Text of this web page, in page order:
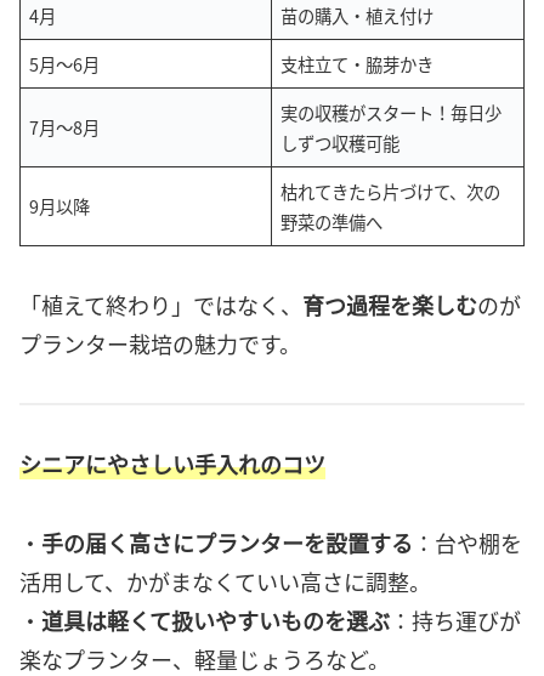
4月
苗の購入・植え付け
5月〜6月
支柱立て・脇芽かき
7月〜8月
実の収穫がスタート！毎日少
しずつ収穫可能
9月以降
枯れてきたら片づけて、次の
野菜の準備へ
「植えて終わり」ではなく、 育つ過程を楽しむのが
プランター栽培の魅力です。
シニアにやさしい手入れのコツ
・ 手の届く高さにプランターを設置する ：台や棚を
活用して、かがまなくていい高さに調整。
・ 道具は軽くて扱いやすいものを選ぶ ：持ち運びが
楽なプランター、軽量じょうろなど。